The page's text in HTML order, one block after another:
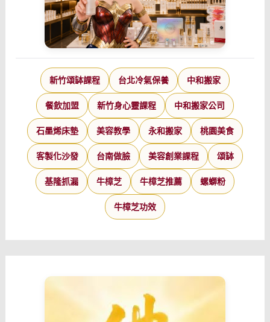
新竹頌缽課程 台北冷氣保養 中和搬家
餐飲加盟 新竹身心靈課程 中和搬家公司
石墨烯床墊 美容教學 永和搬家 桃園美食
客製化沙發 台南做臉 美容創業課程 頌缽
基隆抓漏 牛樟芝 牛樟芝推薦 螺螄粉
牛樟芝功效